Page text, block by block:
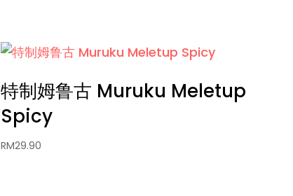
特制姆鲁古 Muruku Meletup
Spicy
RM29.90